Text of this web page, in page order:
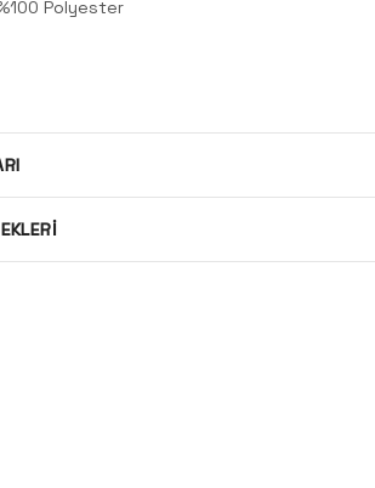
Polyester